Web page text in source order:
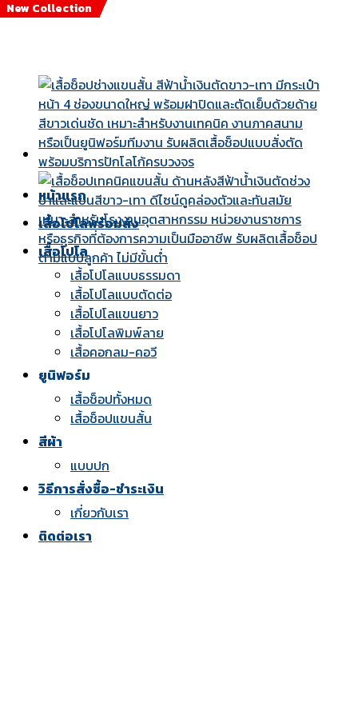
Skip
หน้าแรก
เสื้อโปโลพร้อมส่ง
เสื้อโปโล
เสื้อโปโลแบบธรรมดา
เสื้อโปโลแบบตัดต่อ
เสื้อโปโลแขนยาว
เสื้อโปโลพิมพ์ลาย
เสื้อคอกลม-คอวี
ยูนิฟอร์ม
เสื้อช็อปทั้งหมด
เสื้อช็อปแขนสั้น
สีผ้า
แบบปก
วิธีการสั่งซื้อ-ชำระเงิน
เกี่ยวกับเรา
ติดต่อเรา
New Collection
New Collection
New Collection
New Collection
New Collection
New Collection
New Collection
New Collection